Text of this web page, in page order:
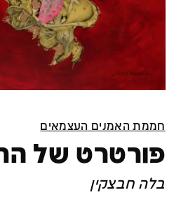
חממת האמנים העצמאים
פורטרט של
בלה חבצקין